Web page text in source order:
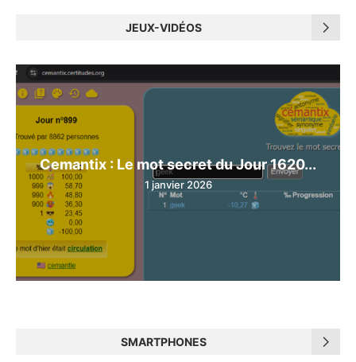
JEUX-VIDÉOS
Cemantix : Le mot secret du Jour 1620...
1 janvier 2026
SMARTPHONES